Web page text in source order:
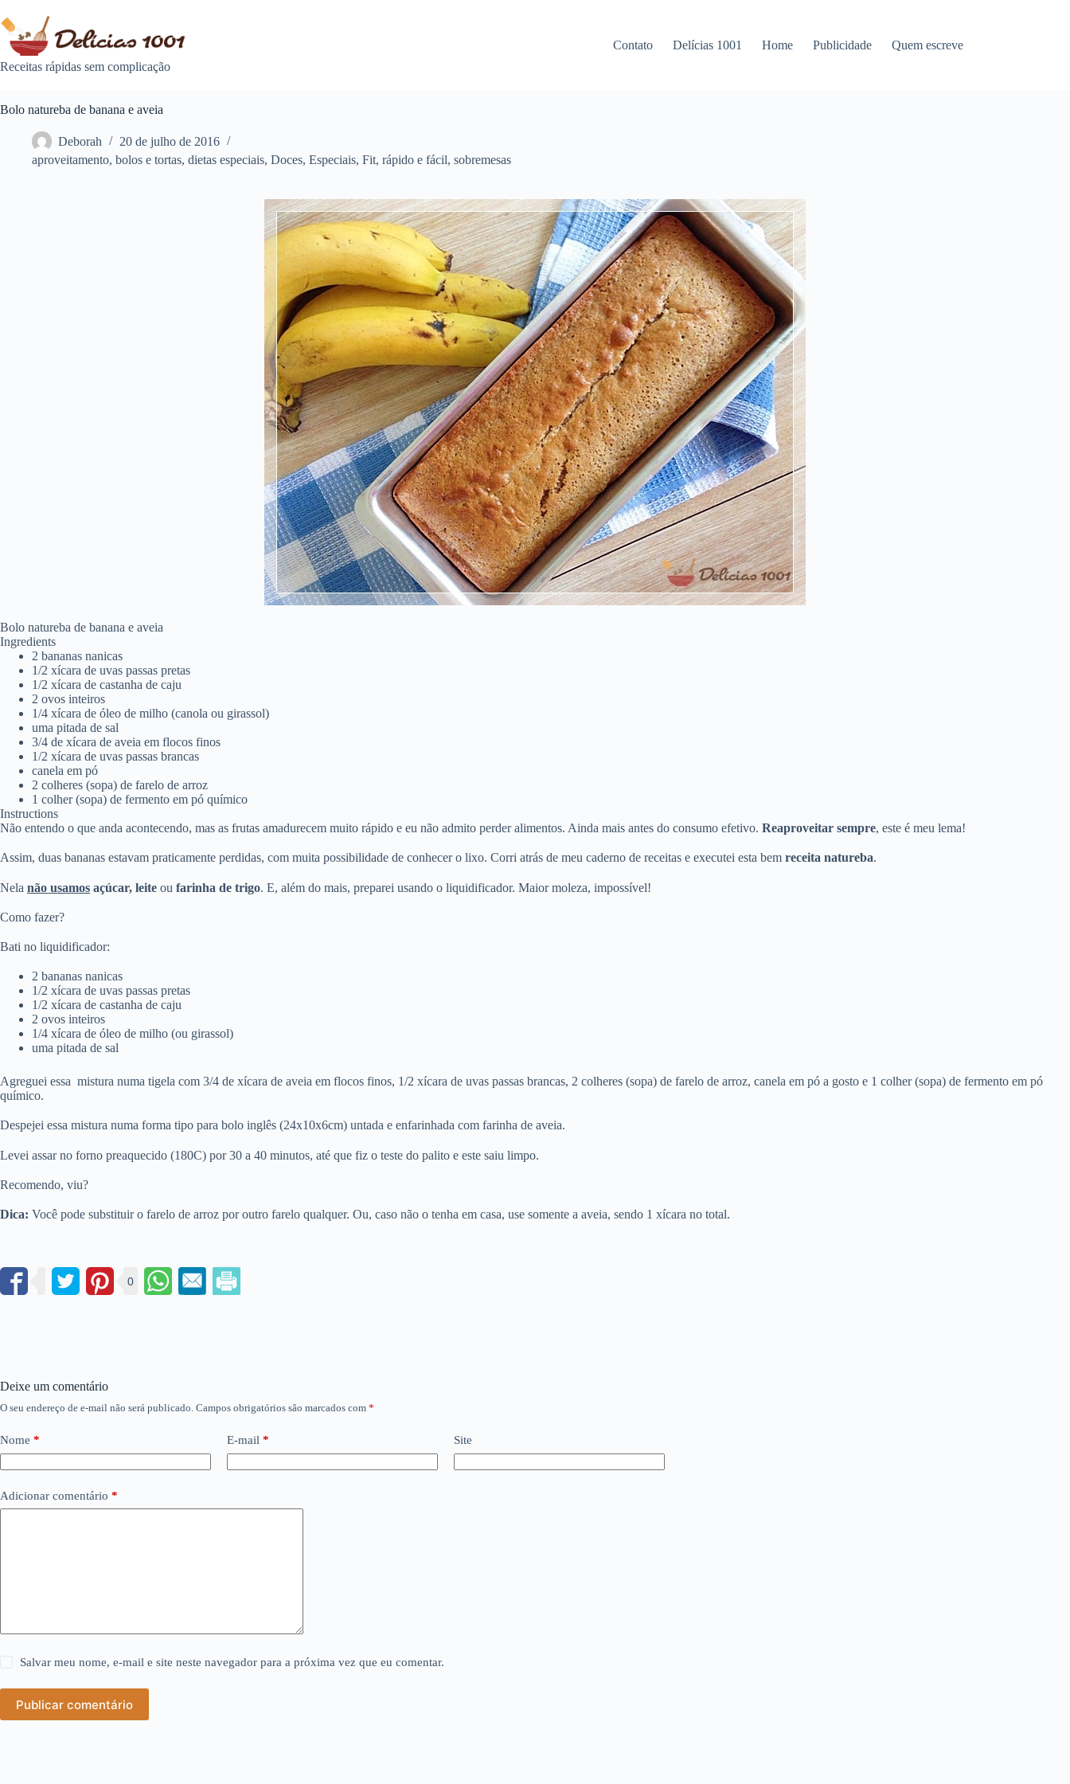
para
conteúdo
Receitas rápidas sem complicação
Contato Delícias 1001 Home Publicidade Quem escreve
Bolo natureba de banana e aveia
Deborah
20 de julho de 2016
aproveitamento, bolos e tortas, dietas especiais, Doces, Especiais, Fit, rápido e fácil, sobremesas
Bolo natureba de banana e aveia
Ingredients
2 bananas nanicas
1/2 xícara de uvas passas pretas
1/2 xícara de castanha de caju
2 ovos inteiros
1/4 xícara de óleo de milho (canola ou girassol)
uma pitada de sal
3/4 de xícara de aveia em flocos finos
1/2 xícara de uvas passas brancas
canela em pó
2 colheres (sopa) de farelo de arroz
1 colher (sopa) de fermento em pó químico
Instructions
Não entendo o que anda acontecendo, mas as frutas amadurecem muito rápido e eu não admito perder alimentos. Ainda mais antes do consumo efetivo. Reaproveitar sempre, este é meu lema!
Assim, duas bananas estavam praticamente perdidas, com muita possibilidade de conhecer o lixo. Corri atrás de meu caderno de receitas e executei esta bem receita natureba.
Nela não usamos açúcar, leite ou farinha de trigo. E, além do mais, preparei usando o liquidificador. Maior moleza, impossível!
Como fazer?
Bati no liquidificador:
2 bananas nanicas
1/2 xícara de uvas passas pretas
1/2 xícara de castanha de caju
2 ovos inteiros
1/4 xícara de óleo de milho (ou girassol)
uma pitada de sal
Agreguei essa mistura numa tigela com 3/4 de xícara de aveia em flocos finos, 1/2 xícara de uvas passas brancas, 2 colheres (sopa) de farelo de arroz, canela em pó a gosto e 1 colher (sopa) de fermento em pó
químico.
Despejei essa mistura numa forma tipo para bolo inglês (24x10x6cm) untada e enfarinhada com farinha de aveia.
Levei assar no forno preaquecido (180C) por 30 a 40 minutos, até que fiz o teste do palito e este saiu limpo.
Recomendo, viu?
Dica: Você pode substituir o farelo de arroz por outro farelo qualquer. Ou, caso não o tenha em casa, use somente a aveia, sendo 1 xícara no total.
0
Deixe um comentário
O seu endereço de e-mail não será publicado. Campos obrigatórios são marcados com *
Nome * E-mail * Site
Adicionar comentário *
Salvar meu nome, e-mail e site neste navegador para a próxima vez que eu comentar.
Publicar comentário